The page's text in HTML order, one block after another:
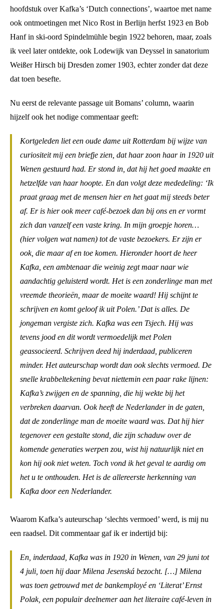
hoofdstuk over Kafka’s ‘Dutch connections’, waartoe met name
ook ontmoetingen met Nico Rost in Berlijn herfst 1923 en Bob
Hanf in ski-oord Spindelmühle begin 1922 behoren, maar, zoals
ik veel later ontdekte, ook Lodewijk van Deyssel in sanatorium
Weißer Hirsch bij Dresden zomer 1903, echter zonder dat deze
dat toen besefte.
Nu eerst de relevante passage uit Bomans’ column, waarin
hijzelf ook het nodige commentaar geeft:
Kortgeleden liet een oude dame uit Rotterdam bij wijze van
curiositeit mij een briefje zien, dat haar zoon haar in 1920 uit
Wenen gestuurd had. Er stond in, dat hij het goed maakte en
hetzelfde van haar hoopte. En dan volgt deze mededeling: ‘Ik
praat graag met de mensen hier en het gaat mij steeds beter
af. Er is hier ook meer café-bezoek dan bij ons en er vormt
zich dan vanzelf een vaste kring. In mijn groepje horen…
(hier volgen wat namen) tot de vaste bezoekers. Er zijn er
ook, die maar af en toe komen. Hieronder hoort de heer
Kafka, een ambtenaar die weinig zegt maar naar wie
aandachtig geluisterd wordt. Het is een zonderlinge man met
vreemde theorieën, maar de moeite waard! Hij schijnt te
schrijven en komt geloof ik uit Polen.’ Dat is alles. De
jongeman vergiste zich. Kafka was een Tsjech. Hij was
tevens jood en dit wordt vermoedelijk met Polen
geassocieerd. Schrijven deed hij inderdaad, publiceren
minder. Het auteurschap wordt dan ook slechts vermoed. De
snelle krabbeltekening bevat niettemin een paar rake lijnen:
Kafka’s zwijgen en de spanning, die hij wekte bij het
verbreken daarvan. Ook heeft de Nederlander in de gaten,
dat de zonderlinge man de moeite waard was. Dat hij hier
tegenover een gestalte stond, die zijn schaduw over de
komende generaties werpen zou, wist hij natuurlijk niet en
kon hij ook niet weten. Toch vond ik het geval te aardig om
het u te onthouden. Het is de allereerste herkenning van
Kafka door een Nederlander.
Waarom Kafka’s auteurschap ‘slechts vermoed’ werd, is mij nu
een raadsel. Dit commentaar gaf ik er indertijd bij:
En, inderdaad, Kafka was in 1920 in Wenen, van 29 juni tot
4 juli, toen hij daar Milena Jesenská bezocht. […] Milena
was toen getrouwd met de bankemployé en ‘Literat’ Ernst
Polak, een populair deelnemer aan het literaire café-leven in